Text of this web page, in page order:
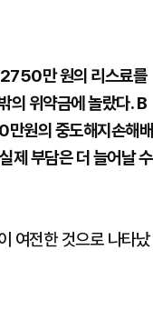
만 원의 리스료를
의 위약금에 놀랐다. B
원의 중도해지손해배
제 부담은 더 늘어날 수
여전한 것으로 나타났